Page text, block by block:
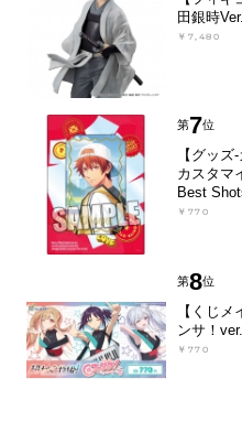
田銀時
￥7,480
第7位
【グッ
カスタマ
Best
￥770
第8位
【くじ
ンサ！
￥770